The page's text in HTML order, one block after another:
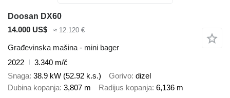
Doosan DX60
14.000 US$
≈ 12.120 €
Građevinska mašina - mini bager
2022
3.340 m/č
Snaga 38.9 kW (52.92 k.s.) Gorivo dizel
Dubina kopanja 3,807 m Radijus kopanja 6,136 m